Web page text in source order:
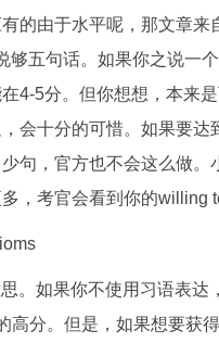
的由于水平呢，那文章
够五句话。如果你之说一
4-5分。但你想想，本来
会十分的可惜。如果要
句，官方也不会这么做
，考官会看到你的willing
。如果你不使用习语表
高分。但是，如果想要获